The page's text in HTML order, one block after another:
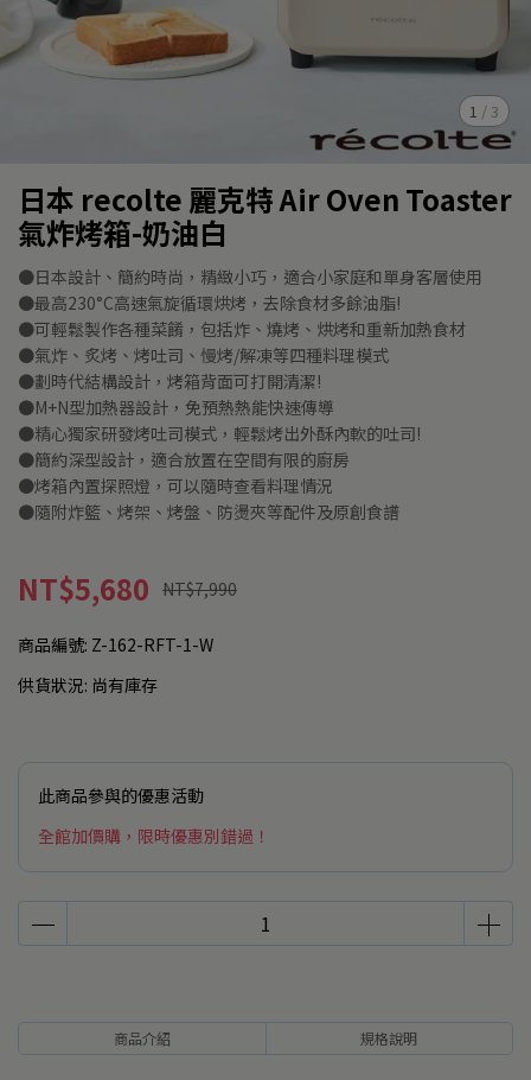
1 / 3
日本 recolte 麗克特 Air Oven Toaster
氣炸烤箱-奶油白
●日本設計、簡約時尚，精緻小巧，適合小家庭和單身客層使用
●最高230°C高速氣旋循環烘烤，去除食材多餘油脂!
●可輕鬆製作各種菜餚，包括炸、燒烤、烘烤和重新加熱食材
●氣炸、炙烤、烤吐司、慢烤/解凍等四種料理模式
●劃時代結構設計，烤箱背面可打開清潔!
●M+N型加熱器設計，免預熱熱能快速傳導
●精心獨家研發烤吐司模式，輕鬆烤出外酥內軟的吐司!
●簡約深型設計，適合放置在空間有限的廚房
●烤箱內置探照燈，可以隨時查看料理情況
●隨附炸籃、烤架、烤盤、防燙夾等配件及原創食譜
NT$5,680 NT$7,990
商品編號: Z-162-RFT-1-W
供貨狀況: 尚有庫存
此商品參與的優惠活動
全館加價購，限時優惠別錯過！
商品介紹 規格說明